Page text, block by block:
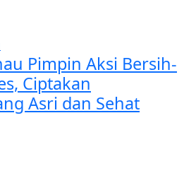
Pimpin Aksi Bersih-
Ciptakan
Asri dan Sehat